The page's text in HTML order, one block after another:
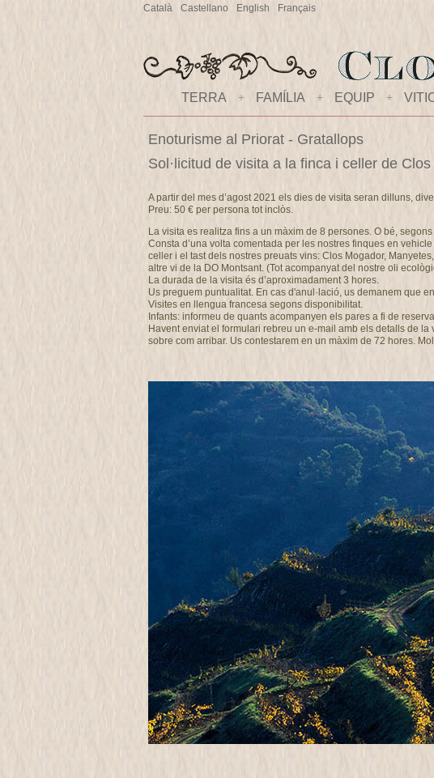
Català Castellano English Français
TERRA + FAMÍLIA + EQUIP +
Enoturisme al Priorat - Gratallops
Sol·licitud de visita a la finca i celler de
A partir del mes d’agost 2021 els dies de visita seran dilluns,
Preu: 50 € per persona tot inclòs.
La visita es realitza fins a un màxim de 8 persones. O bé,
Consta d’una volta comentada per les nostres finques en
celler i el tast dels nostres preuats vins: Clos Mogador,
altre vi de la DO Montsant. (Tot acompanyat del nostre oli
La durada de la visita és d’aproximadament 3 hores.
Us preguem puntualitat. En cas d'anul·lació, us demanem que
Visites en llengua francesa segons disponibilitat.
Infants: informeu de quants acompanyen els pares a fi de
Havent enviat el formulari rebreu un e-mail amb els detalls de la
sobre com arribar. Us contestarem en un màxim de 72 hores.